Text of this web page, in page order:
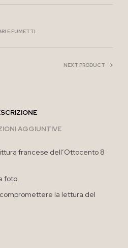
E FUMETTI
NEXT PRODUCT
AGGIUNTIVE
francese dell’Ottocento 8
foto.
la lettura del